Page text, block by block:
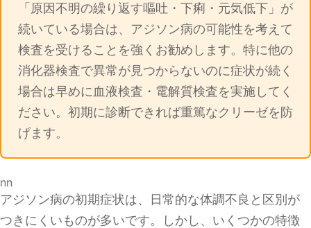
「原因不明の繰り返す嘔吐・下痢・元気低下」が
続いている場合は、アジソン病の可能性を考えて
検査を受けることを強くお勧めします。特に他の
消化器検査で異常が見つからないのに症状が続く
場合は早めに血液検査・電解質検査を実施してく
ださい。初期に診断できれば重篤なクリーゼを防
げます。
nn
アジソン病の初期症状は、日常的な体調不良と区別が
つきにくいものが多いです。しかし、いくつかの特徴